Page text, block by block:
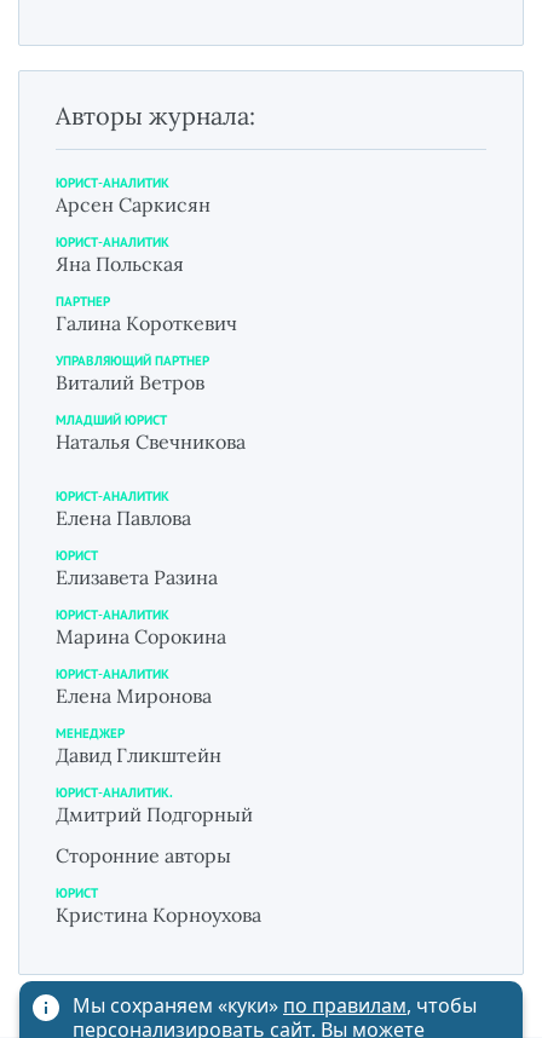
Авторы журнала:
ЮРИСТ-АНАЛИТИК
Арсен Саркисян
ЮРИСТ-АНАЛИТИК
Яна Польская
ПАРТНЕР
Галина Короткевич
УПРАВЛЯЮЩИЙ ПАРТНЕР
Виталий Ветров
МЛАДШИЙ ЮРИСТ
Наталья Свечникова
ЮРИСТ-АНАЛИТИК
Елена Павлова
ЮРИСТ
Елизавета Разина
ЮРИСТ-АНАЛИТИК
Марина Сорокина
ЮРИСТ-АНАЛИТИК
Елена Миронова
МЕНЕДЖЕР
Давид Гликштейн
ЮРИСТ-АНАЛИТИК.
Дмитрий Подгорный
Сторонние авторы
ЮРИСТ
Кристина Корноухова
Мы сохраняем «куки» по правилам, чтобы
персонализировать сайт. Вы можете